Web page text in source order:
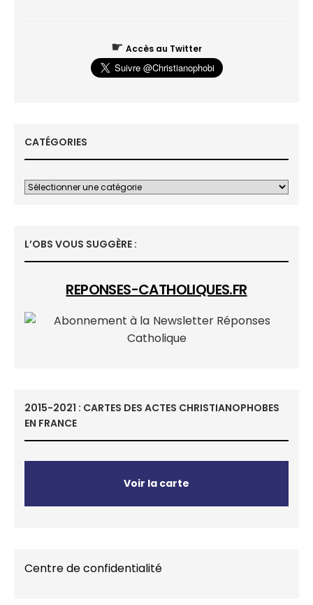
☛ Accès au Twitter
CATÉGORIES
L’OBS VOUS SUGGÈRE :
REPONSES-CATHOLIQUES.FR
2015-2021 : CARTES DES ACTES CHRISTIANOPHOBES
EN FRANCE
Voir la carte
Centre de confidentialité